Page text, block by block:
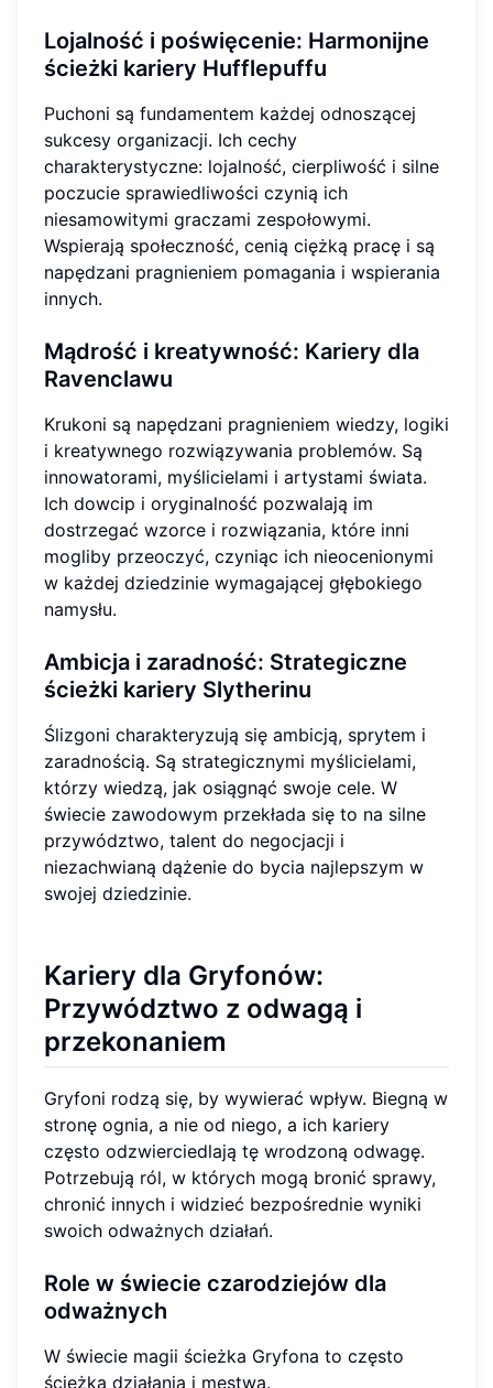
Lojalność i poświęcenie: Harmonijne
ścieżki kariery Hufflepuffu
Puchoni są fundamentem każdej odnoszącej
sukcesy organizacji. Ich cechy
charakterystyczne: lojalność, cierpliwość i silne
poczucie sprawiedliwości czynią ich
niesamowitymi graczami zespołowymi.
Wspierają społeczność, cenią ciężką pracę i są
napędzani pragnieniem pomagania i wspierania
innych.
Mądrość i kreatywność: Kariery dla
Ravenclawu
Krukoni są napędzani pragnieniem wiedzy, logiki
i kreatywnego rozwiązywania problemów. Są
innowatorami, myślicielami i artystami świata.
Ich dowcip i oryginalność pozwalają im
dostrzegać wzorce i rozwiązania, które inni
mogliby przeoczyć, czyniąc ich nieocenionymi
w każdej dziedzinie wymagającej głębokiego
namysłu.
Ambicja i zaradność: Strategiczne
ścieżki kariery Slytherinu
Ślizgoni charakteryzują się ambicją, sprytem i
zaradnością. Są strategicznymi myślicielami,
którzy wiedzą, jak osiągnąć swoje cele. W
świecie zawodowym przekłada się to na silne
przywództwo, talent do negocjacji i
niezachwianą dążenie do bycia najlepszym w
swojej dziedzinie.
Kariery dla Gryfonów:
Przywództwo z odwagą i
przekonaniem
Gryfoni rodzą się, by wywierać wpływ. Biegną w
stronę ognia, a nie od niego, a ich kariery
często odzwierciedlają tę wrodzoną odwagę.
Potrzebują ról, w których mogą bronić sprawy,
chronić innych i widzieć bezpośrednie wyniki
swoich odważnych działań.
Role w świecie czarodziejów dla
odważnych
W świecie magii ścieżka Gryfona to często
ścieżka działania i męstwa.